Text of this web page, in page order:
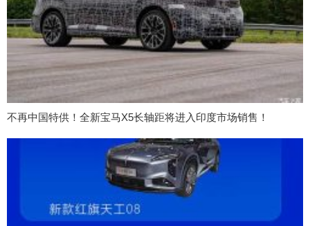
不再中国特供！全新宝马X5长轴距将进入印度市场销售！